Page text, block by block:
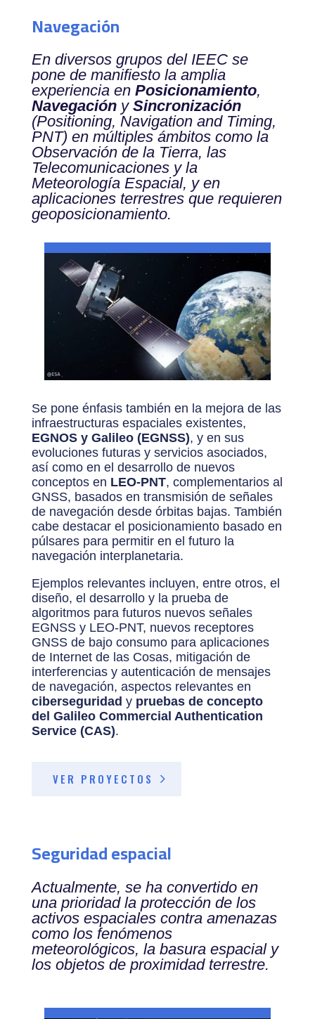
Navegación
En diversos grupos del IEEC se
pone de manifiesto la amplia
experiencia en Posicionamiento,
Navegacióny Sincronización
(Positioning, Navigation and Timing,
PNT) en múltiples ámbitos como la
Observación de la Tierra, las
Telecomunicaciones y la
Meteorología Espacial, y en
aplicaciones terrestres que requieren
geoposicionamiento.
Se pone énfasis también en la mejora de las
infraestructuras espaciales existentes,
EGNOS y Galileo (EGNSS), y en sus
evoluciones futuras y servicios asociados,
así como en el desarrollo de nuevos
conceptos en LEO-PNT, complementarios al
GNSS, basados en transmisión de señales
de navegación desde órbitas bajas. También
cabe destacar el posicionamiento basado en
púlsares para permitir en el futuro la
navegación interplanetaria.
Ejemplos relevantes incluyen, entre otros, el
diseño, el desarrollo y la prueba de
algoritmos para futuros nuevos señales
EGNSS y LEO-PNT, nuevos receptores
GNSS de bajo consumo para aplicaciones
de Internet de las Cosas, mitigación de
interferencias y autenticación de mensajes
de navegación, aspectos relevantes en
ciberseguridad y pruebas de concepto
del Galileo Commercial Authentication
Service (CAS).
VER PROYECTOS
Seguridad espacial
Actualmente, se ha convertido en
una prioridad la protección de los
activos espaciales contra amenazas
como los fenómenos
meteorológicos, la basura espacial y
los objetos de proximidad terrestre.